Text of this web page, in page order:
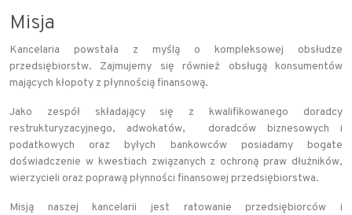
Misja
Kancelaria powstała z myślą o kompleksowej obsłudze
przedsiębiorstw. Zajmujemy się również obsługą konsumentów
mających kłopoty z płynnością finansową.
Jako zespół składający się z kwalifikowanego doradcy
restrukturyzacyjnego, adwokatów, doradców biznesowych i
podatkowych oraz byłych bankowców posiadamy bogate
doświadczenie w kwestiach związanych z ochroną praw dłużników,
wierzycieli oraz poprawą płynności finansowej przedsiębiorstwa.
Misją naszej kancelarii jest ratowanie przedsiębiorców i